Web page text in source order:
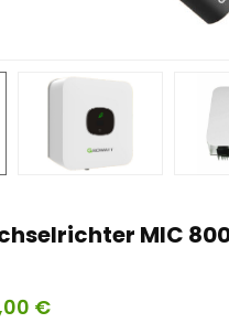
MIC
€